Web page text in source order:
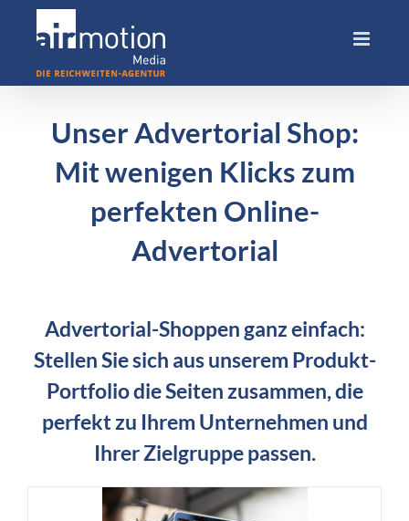
Unser Advertorial Shop:
Mit wenigen Klicks zum
perfekten Online-
Advertorial
Advertorial-Shoppen ganz einfach:
Stellen Sie sich aus unserem Produkt-
Portfolio die Seiten zusammen, die
perfekt zu Ihrem Unternehmen und
Ihrer Zielgruppe passen.